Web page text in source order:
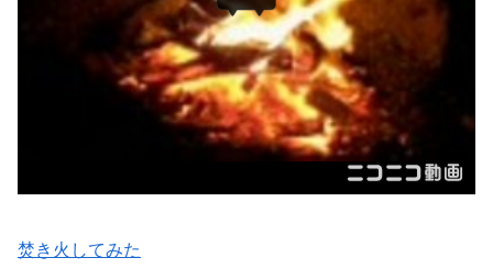
焚き火してみた